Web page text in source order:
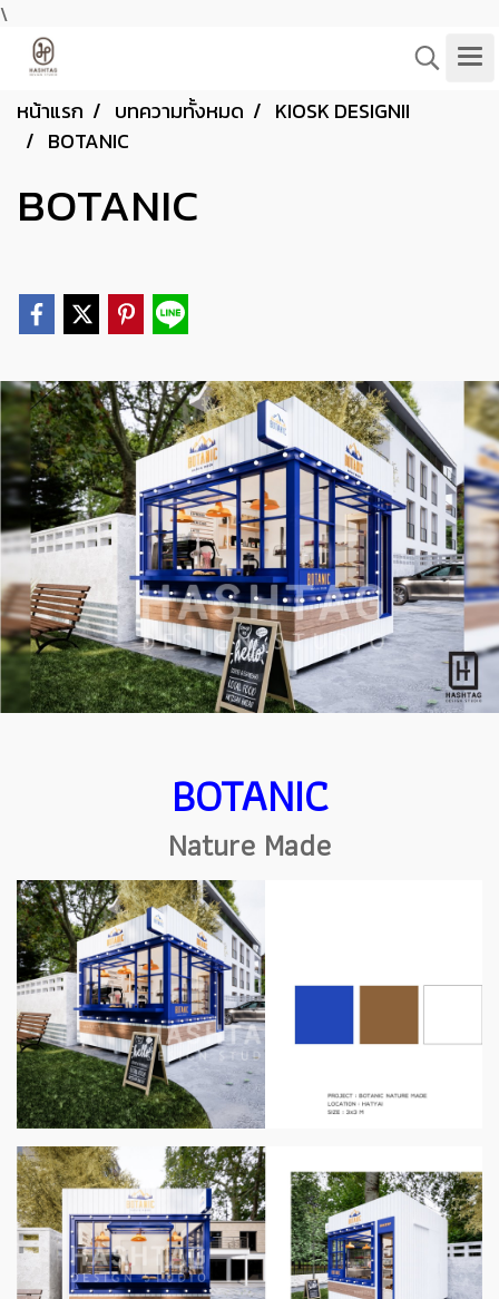
\
หน้าแรก บทความทั้งหมด
KIOSK DESIGNII
BOTANIC
BOTANIC
BOTANIC
Nature Made